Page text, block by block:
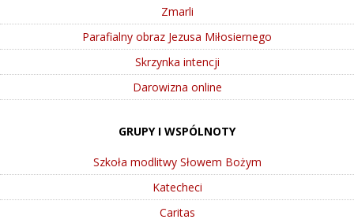
Zmarli
Parafialny obraz Jezusa Miłosiernego
Skrzynka intencji
Darowizna online
GRUPY I WSPÓLNOTY
Szkoła modlitwy Słowem Bożym
Katecheci
Caritas